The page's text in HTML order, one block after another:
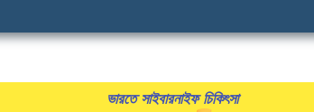
ভারতে সাইবারনাইফ চিকিৎসা